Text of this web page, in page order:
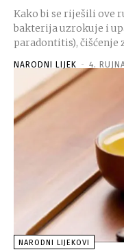
Kako bi se riješili ove
bakterija uzrokuje i
paradontitis), čišćenje
NARODNI LIJEK - 4.
NARODNI LIJEKOVI